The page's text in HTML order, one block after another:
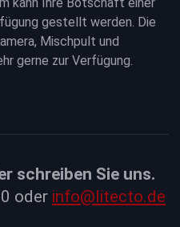
gestellt werden. Die
Mischpult und
gerne zur Verfügung.
schreiben Sie uns.
oder info@litecto.de